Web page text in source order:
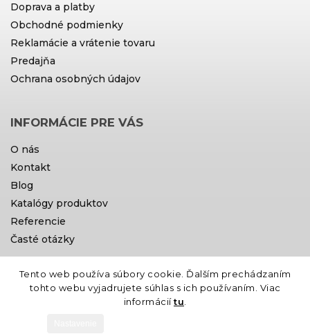
Tento web používa súbory cookie. Ďalším prechádzaním
tohto webu vyjadrujete súhlas s ich používaním. Viac
informáciítu
Doprava a platby
Obchodné podmienky
Reklamácie a vrátenie tovaru
Predajňa
Ochrana osobných údajov
INFORMÁCIE PRE VÁS
O nás
Kontakt
Blog
Katalógy produktov
Referencie
Časté otázky
Doprava a platby